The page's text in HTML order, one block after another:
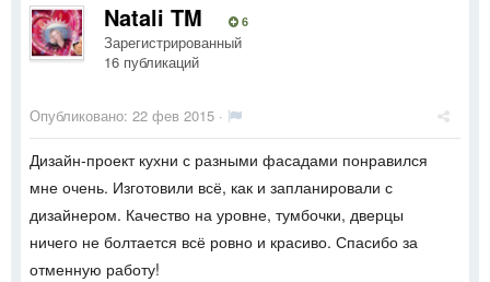
Natali TM 6
Зарегистрированный
16 публикаций
Опубликовано: 22 фев 2015 ·
Дизайн-проект кухни с разными фасадами понравился
мне очень. Изготовили всё, как и запланировали с
дизайнером. Качество на уровне, тумбочки, дверцы
ничего не болтается всё ровно и красиво. Спасибо за
отменную работу!